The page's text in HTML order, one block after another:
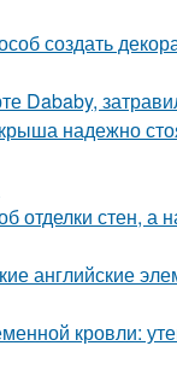
создать
Dababy,
надежно
отделки стен,
английские
кровли: